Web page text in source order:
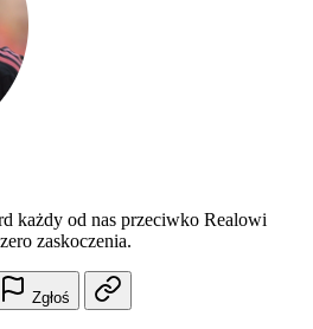
każdy od nas przeciwko Realowi
zaskoczenia.
Zgłoś